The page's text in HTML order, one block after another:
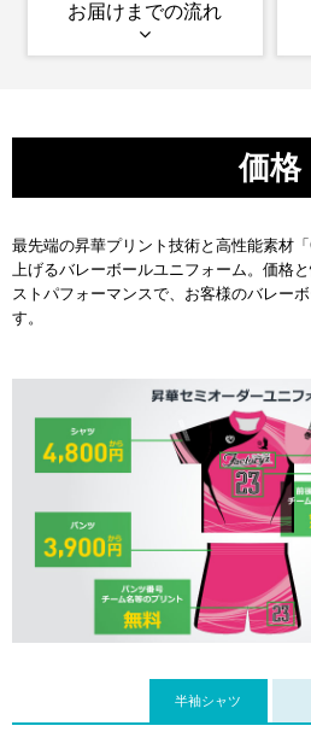
お届けまでの流れ
価格
最先端の昇華プリント技術と高性能素材
上げるバレーボールユニフォーム。価格
ストパフォーマンスで、お客様のバレー
す。
半袖シャツ